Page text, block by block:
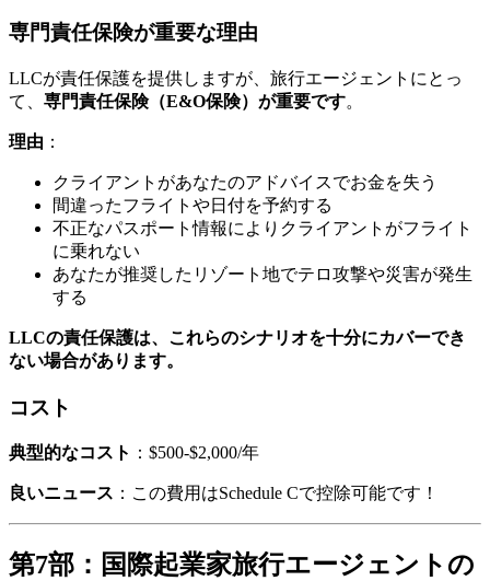
専門責任保険が重要な理由
LLCが責任保護を提供しますが、旅行エージェントにとっ
て、 専門責任保険（E&O保険）が重要です。
理由 ：
クライアントがあなたのアドバイスでお金を失う
間違ったフライトや日付を予約する
不正なパスポート情報によりクライアントがフライト
に乗れない
あなたが推奨したリゾート地でテロ攻撃や災害が発生
する
LLCの責任保護は、これらのシナリオを十分にカバーでき
ない場合があります。
コスト
典型的なコスト ：$500-$2,000/年
良いニュース ：この費用はSchedule Cで控除可能です！
第7部：国際起業家旅行エージェントの